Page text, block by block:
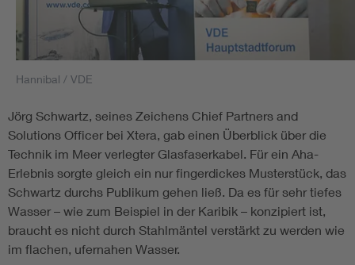
Hannibal / VDE
Jörg Schwartz, seines Zeichens Chief Partners and
Solutions Officer bei Xtera, gab einen Überblick über die
Technik im Meer verlegter Glasfaserkabel. Für ein Aha-
Erlebnis sorgte gleich ein nur fingerdickes Musterstück, das
Schwartz durchs Publikum gehen ließ. Da es für sehr tiefes
Wasser – wie zum Beispiel in der Karibik – konzipiert ist,
braucht es nicht durch Stahlmäntel verstärkt zu werden wie
im flachen, ufernahen Wasser.